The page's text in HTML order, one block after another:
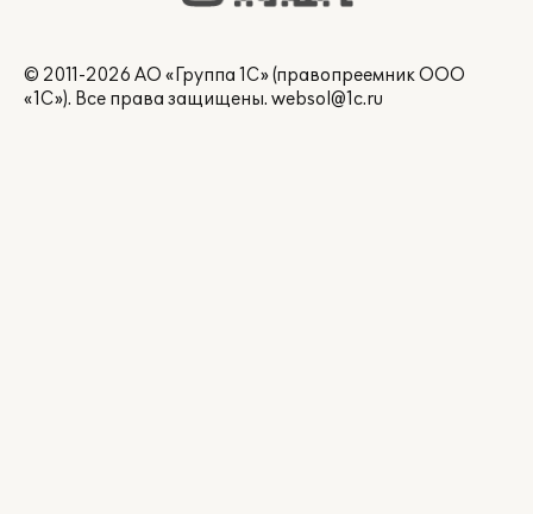
© 2011-2026 АО «Группа 1С» (правопреемник ООО
«1С»). Все права защищены. websol@1c.ru